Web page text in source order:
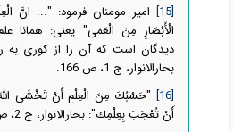
[15] امیر مومنان فرمود: "... انَّ
الْأَبْصَارِ مِنَ الْعَمَى‏" یعنی: همانا
دیدگان است که آن را از کوری به
بحارالانوار، ج 1‏، ص 166.
[16] "حَسْبُكَ مِنَ الْعِلْمِ أَنْ تَخْشَى
أَنْ تُعْجَبَ بِعِلْمِك‏": بحارالانوار، ج 2، ص 48.